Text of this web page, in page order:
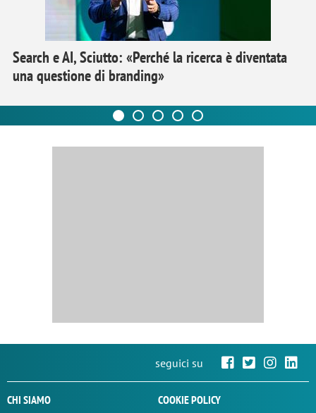
Search e AI, Sciutto: «Perché la ricerca è diventata
una questione di branding»
seguici su
CHI SIAMO
COOKIE POLICY